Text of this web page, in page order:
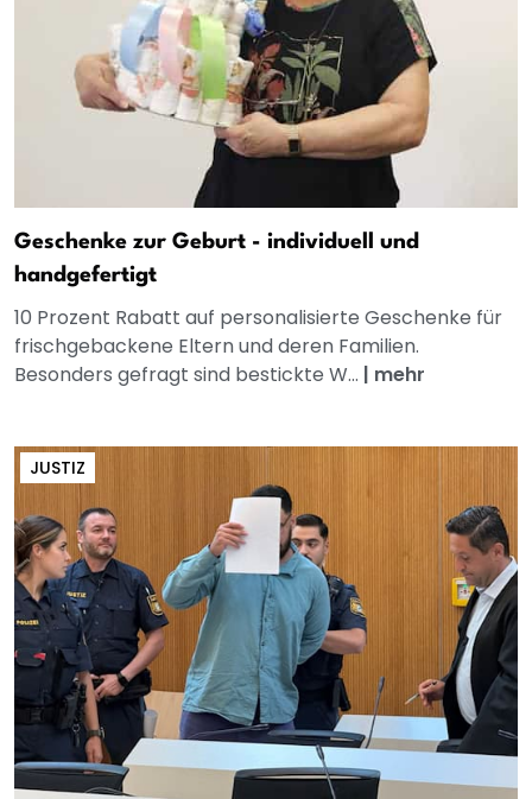
Geschenke zur Geburt - individuell und
handgefertigt
10 Prozent Rabatt auf personalisierte Geschenke für
frischgebackene Eltern und deren Familien.
Besonders gefragt sind bestickte W... | mehr
JUSTIZ